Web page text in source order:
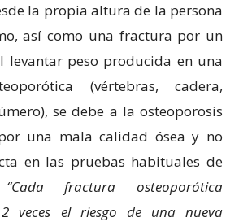
la propia altura de la persona
así como una fractura por un
levantar peso producida en una
(vértebras, cadera,
se debe a la osteoporosis
una mala calidad ósea y no
en las pruebas habituales de
“Cada fractura osteoporótica
veces el riesgo de una nueva